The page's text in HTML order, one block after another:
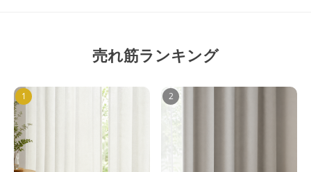
売れ筋ランキング
1 2